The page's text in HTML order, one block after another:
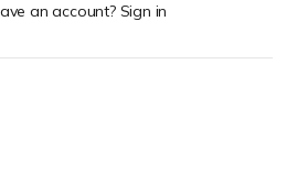
an account? Sign in